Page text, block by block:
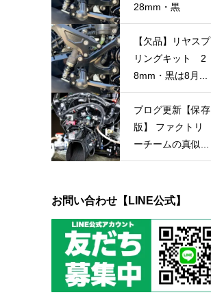
28mm・黒
【欠品】リヤスプ
リングキット 2
8mm・黒は8月...
ブログ更新【保存
版】 ファクトリ
ーチームの真似...
お問い合わせ【LINE公式】